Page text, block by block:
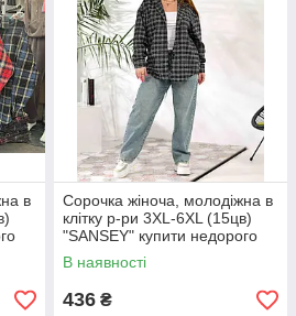
в
Сорочка жіноча, молодіжна в
клітку р-ри 3XL-6XL (15цв)
"SANSEY" купити недорого
від прямого постачальника
В наявності
436 ₴